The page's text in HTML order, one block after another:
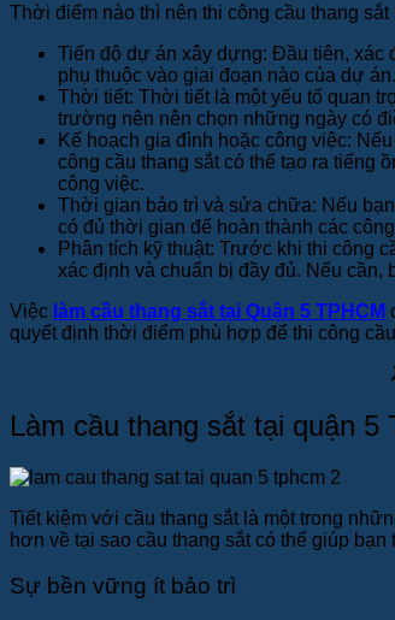
Thời điểm nào thì nên thi công cầu thang
Tiến độ dự án xây dựng: Đầu tiên, xác
phụ thuộc vào giai đoạn nào của dự
Thời tiết: Thời tiết là một yếu tố quan
trường nên nên chọn những ngày có
Kế hoạch gia đình hoặc công việc:
công cầu thang sắt có thể tạo ra tiếng
công việc.
Thời gian bảo trì và sửa chữa: Nếu
có đủ thời gian để hoàn thành các
Phân tích kỹ thuật: Trước khi thi công
xác định và chuẩn bị đầy đủ. Nếu
Việc làm cầu thang sắt tại Quận 5 TPHCM
quyết định thời điểm phù hợp để thi công
Làm cầu thang sắt tại quận
Tiết kiệm với cầu thang sắt là một trong
hơn về tại sao cầu thang sắt có thể giúp bạn
Sự bền vững ít bảo trì